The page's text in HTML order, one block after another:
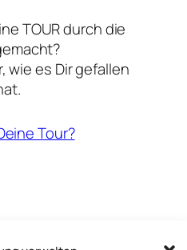
TOUR durch die
wie es Dir gefallen
Tour?